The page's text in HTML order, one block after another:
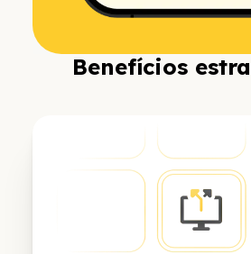
Benefícios